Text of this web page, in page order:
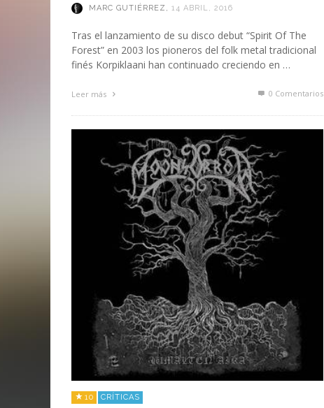
MARC GUTIÉRREZ , 14 ABRIL, 2016
Tras el lanzamiento de su disco debut “Spirit Of The
Forest” en 2003 los pioneros del folk metal tradicional
finés Korpiklaani han continuado creciendo en …
Leer más 0 Comentarios
10 CRÍTICAS